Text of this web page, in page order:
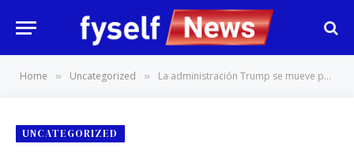
Home » Uncategorized » La administración Trump se mueve para reducir $ 100 millones en el contrato federal de Harvard
UNCATEGORIZED